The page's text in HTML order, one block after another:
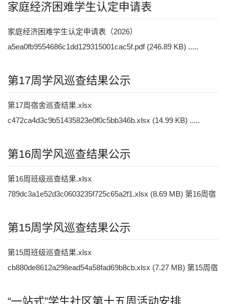
家庭经济困难学生认定申请表
家庭经济困难学生认定申请表（2026）
a5ea0fb9554686c1dd129315001cac5f.pdf (246.89 KB) .....
第17周学风巡查结果公示
第17周宿舍巡查结果.xlsx
c472ca4d3c9b51435823e0f0c5bb346b.xlsx (14.99 KB) .....
第16周学风巡查结果公示
第16周班级巡查结果.xlsx
789dc3a1e52d3c0603235f725c65a2f1.xlsx (8.69 MB) 第16周宿
第15周学风巡查结果公示
第15周班级巡查结果.xlsx
cb880de8612a298ead54a58fad69b8cb.xlsx (7.27 MB) 第15周宿
“一站式”学生社区第十五周活动安排